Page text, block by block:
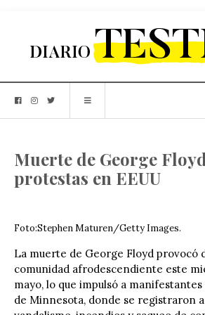
Muerte de George
protestas en EEUU
Foto:Stephen Maturen/Getty Images.
La muerte de George Floyd provocó
comunidad afrodescendiente este
mayo, lo que impulsó a
de Minnesota, donde se registraron